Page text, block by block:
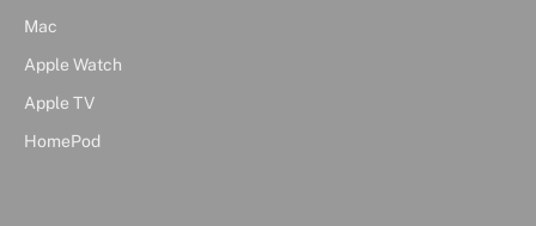
Mac
Apple Watch
Apple TV
HomePod